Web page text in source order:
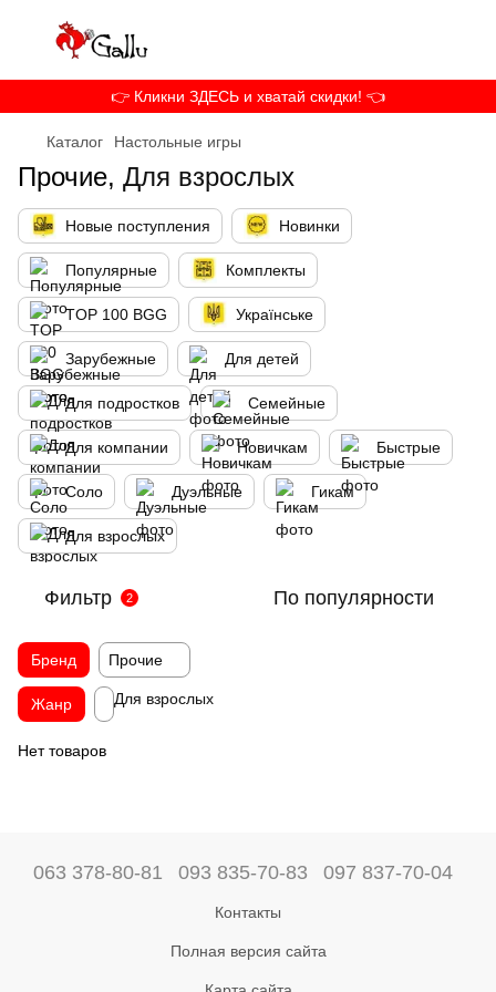
👉 Кликни ЗДЕСЬ и хватай скидки! 👈
Каталог Настольные игры
Прочие, Для взрослых
Новые поступления Новинки
Популярные Комплекты
TOP 100 BGG Українське
Зарубежные Для детей
Для подростков Семейные
Для компании Новичкам Быстрые
Соло Дуэльные Гикам
Для взрослых
Фильтр 2 По популярности
Бренд Прочие
Жанр Для взрослых
Нет товаров
063 378-80-81 093 835-70-83 097 837-70-04
Контакты
Полная версия сайта